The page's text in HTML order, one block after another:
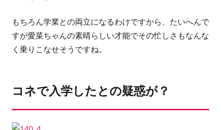
もちろん学業との両立になるわけですから、たいへんで
すが愛菜ちゃんの素晴らしい才能でその忙しさもなんな
く乗りこなせそうですね。
コネで入学したとの疑惑が？